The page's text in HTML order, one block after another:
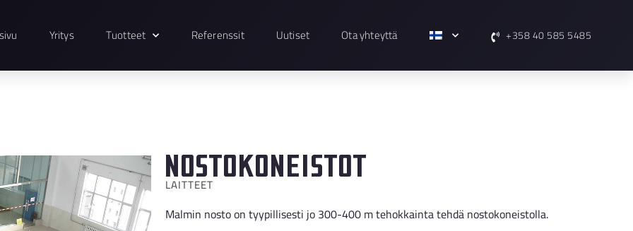
Yritys Tuotteet Referenssit Uutiset Ota yhteyttä +358 40 585 5485
Nostokoneistot
LAITTEET
Malmin nosto on tyypillisesti jo 300-400 m tehokkainta tehdä nostokoneistolla.